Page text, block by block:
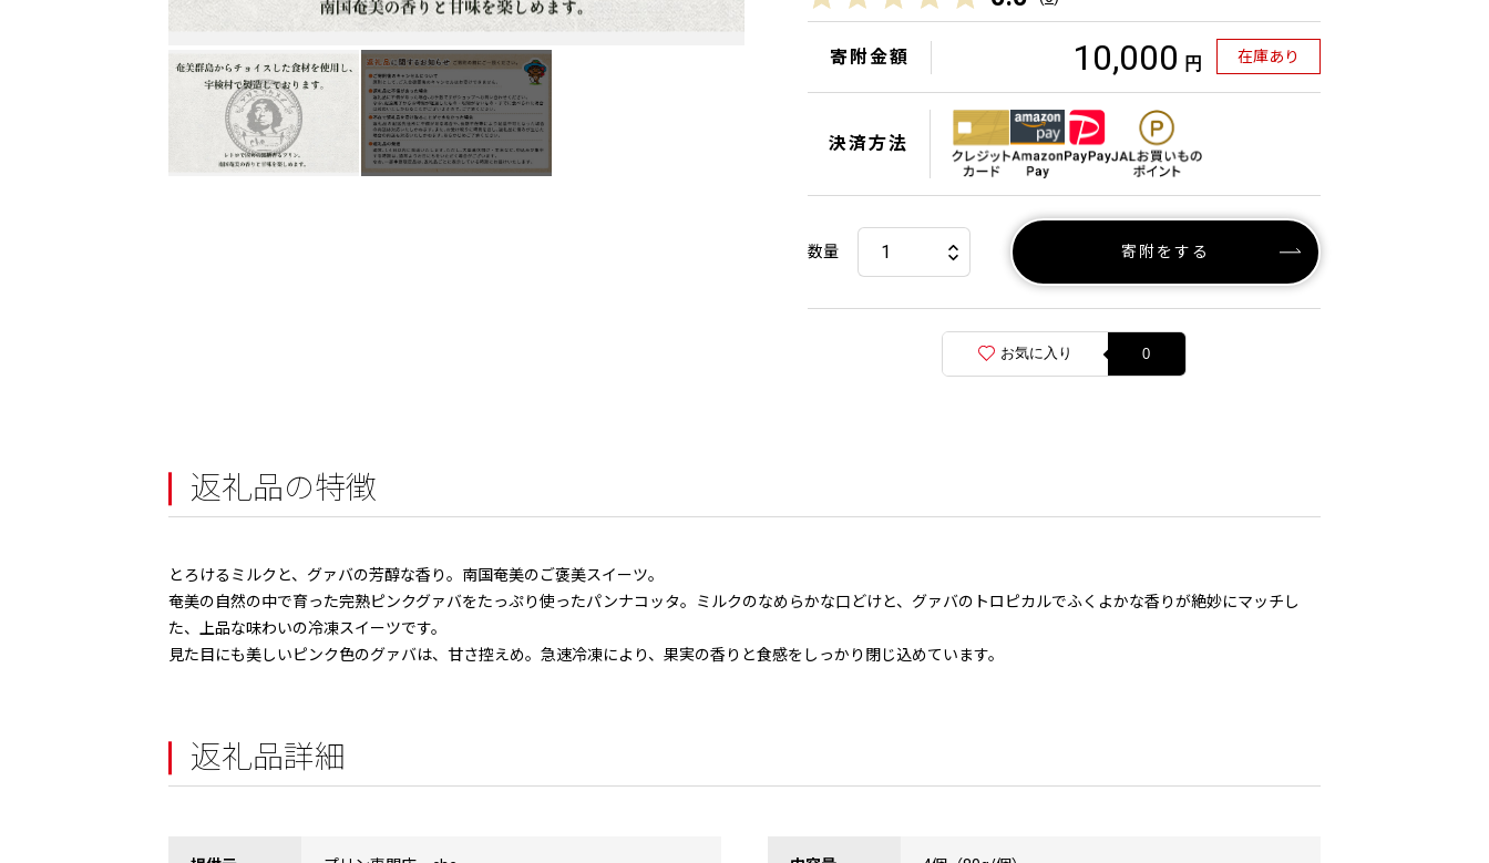
寄附金額 10,000 円 在庫あり
決済方法
数量 寄附をする
お気に入り 0
返礼品の特徴
とろけるミルクと、グァバの芳醇な香り。南国奄美のご褒美スイーツ。
奄美の自然の中で育った完熟ピンクグァバをたっぷり使ったパンナコッタ。ミルクのなめらかな口どけと、グァバのトロピカルでふくよかな香りが絶妙にマッチし
た、上品な味わいの冷凍スイーツです。
見た目にも美しいピンク色のグァバは、甘さ控えめ。急速冷凍により、果実の香りと食感をしっかり閉じ込めています。
返礼品詳細